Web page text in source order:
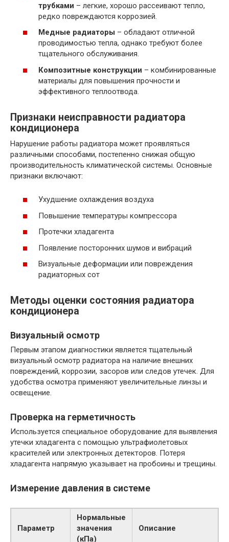
трубками – легкие, хорошо рассеивают тепло,
редко повреждаются коррозией.
Медные радиаторы – обладают отличной
проводимостью тепла, однако требуют более
тщательного обслуживания.
Композитные конструкции – комбинированные
материалы для повышения прочности и
эффективного теплоотвода.
Признаки неисправности радиатора
кондиционера
Нарушение работы радиатора может проявляться
различными способами, постепенно снижая общую
производительность климатической системы. Основные
признаки включают:
Ухудшение охлаждения воздуха
Повышение температуры компрессора
Протечки хладагента
Появление посторонних шумов и вибраций
Визуальные деформации или повреждения
радиаторных сот
Методы оценки состояния радиатора
кондиционера
Визуальный осмотр
Первым этапом диагностики является тщательный
визуальный осмотр радиатора на наличие внешних
повреждений, коррозии, засоров или следов утечек. Для
удобства осмотра применяют увеличительные линзы и
освещение.
Проверка на герметичность
Используется специальное оборудование для выявления
утечки хладагента с помощью ультрафиолетовых
красителей или электронных детекторов. Потеря
хладагента напрямую указывает на пробоины и трещины.
Измерение давления в системе
Параметр
Нормальные
значения
(кПа)
Описание